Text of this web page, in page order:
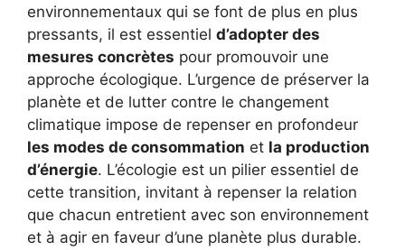
environnementaux qui se font de plus en plus
pressants, il est essentiel d’adopter des
mesures concrètes pour promouvoir une
approche écologique. L’urgence de préserver la
planète et de lutter contre le changement
climatique impose de repenser en profondeur
les modes de consommation et la production
d’énergie. L’écologie est un pilier essentiel de
cette transition, invitant à repenser la relation
que chacun entretient avec son environnement
et à agir en faveur d’une planète plus durable.